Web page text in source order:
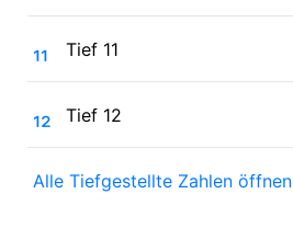
₁₁ Tief 11
₁₂ Tief 12
Alle Tiefgestellte Zahlen öffnen